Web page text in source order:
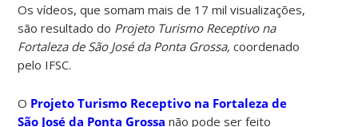
Os vídeos, que somam mais de 17 mil visualizações,
são resultado do Projeto Turismo Receptivo na
Fortaleza de São José da Ponta Grossa, coordenado
pelo IFSC.
O Projeto Turismo Receptivo na Fortaleza de
São José da Ponta Grossa não pode ser feito